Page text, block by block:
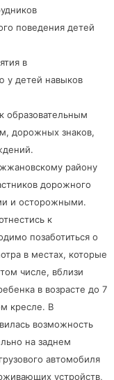
поведения детей
в
у детей навыков
образовательным
дорожных знаков,
району
дорожного
и осторожными.
к
позаботиться о
в местах, которые
числе, вблизи
в возрасте до 7
кресле. В
возможность
на заднем
автомобиля
устройств,